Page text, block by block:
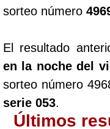
sorteo número
El resultado
en la noche del
sorteo número
serie 053.
Últimos